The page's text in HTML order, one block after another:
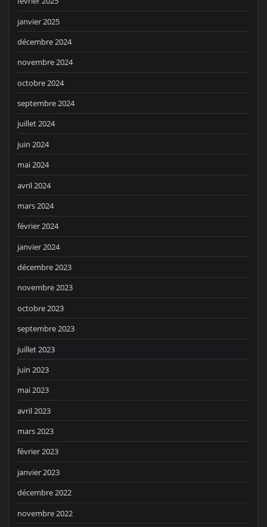
janvier 2025
décembre 2024
novembre 2024
octobre 2024
septembre 2024
juillet 2024
juin 2024
mai 2024
avril 2024
mars 2024
février 2024
janvier 2024
décembre 2023
novembre 2023
octobre 2023
septembre 2023
juillet 2023
juin 2023
mai 2023
avril 2023
mars 2023
février 2023
janvier 2023
décembre 2022
novembre 2022